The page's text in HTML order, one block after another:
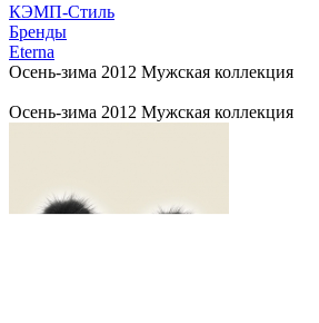
КЭМП-Стиль
Бренды
Eterna
Осень-зима 2012 Мужская коллекция
Осень-зима 2012 Мужская коллекция